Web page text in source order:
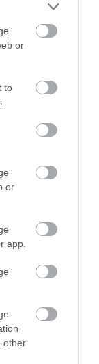
or
to
or
app.
other
Eiropā!